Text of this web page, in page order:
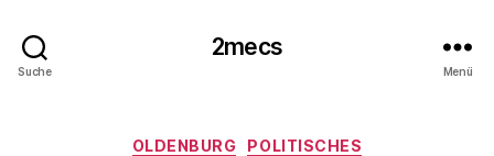
Suche
2mecs
Menü
Kategorien
OLDENBURG POLITISCHES